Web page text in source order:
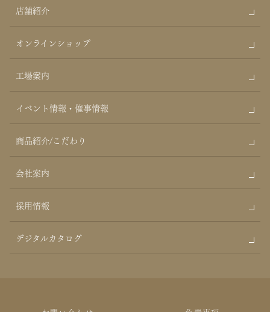
店舗紹介
オンラインショップ
工場案内
イベント情報・催事情報
商品紹介/こだわり
会社案内
採用情報
デジタルカタログ